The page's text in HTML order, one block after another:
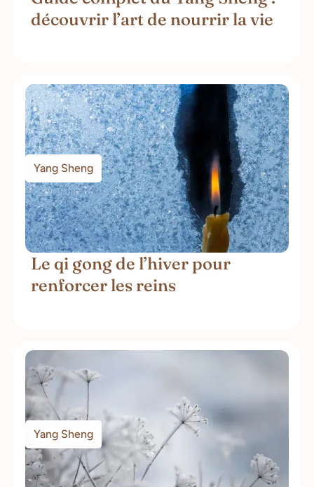
découvrir l’art de nourrir la vie
Yang Sheng
Le qi gong de l’hiver pour
renforcer les reins
Yang Sheng